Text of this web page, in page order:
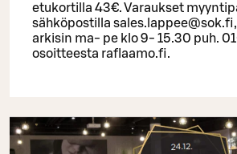
etukortilla 43€. Varaukset
sähköpostilla
arkisin ma- pe klo 9- 15.30 puh.
osoitteesta raflaamo.fi.